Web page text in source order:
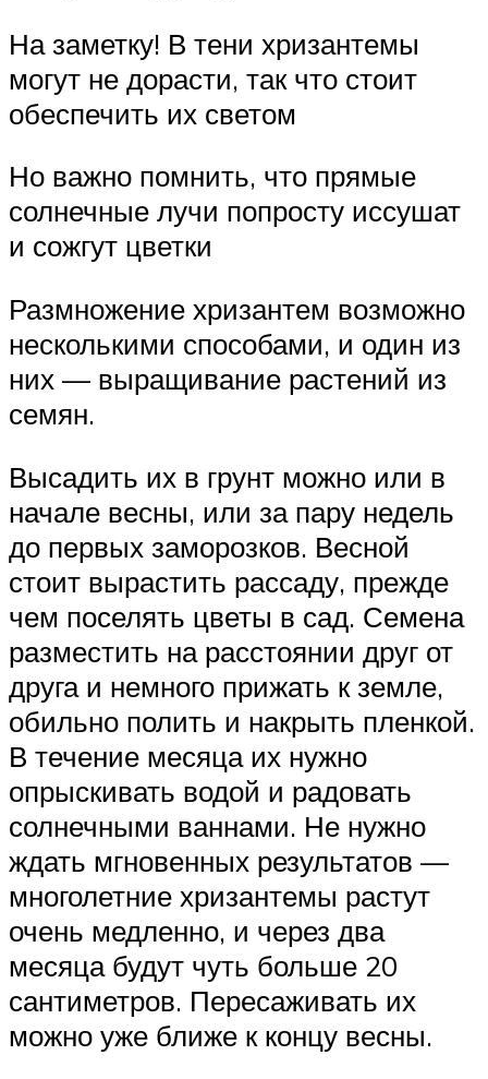
На заметку! В тени хризантемы
могут не дорасти, так что стоит
обеспечить их светом
Но важно помнить, что прямые
солнечные лучи попросту иссушат
и сожгут цветки
Размножение хризантем возможно
несколькими способами, и один из
них — выращивание растений из
семян.
Высадить их в грунт можно или в
начале весны, или за пару недель
до первых заморозков. Весной
стоит вырастить рассаду, прежде
чем поселять цветы в сад. Семена
разместить на расстоянии друг от
друга и немного прижать к земле,
обильно полить и накрыть пленкой.
В течение месяца их нужно
опрыскивать водой и радовать
солнечными ваннами. Не нужно
ждать мгновенных результатов —
многолетние хризантемы растут
очень медленно, и через два
месяца будут чуть больше 20
сантиметров. Пересаживать их
можно уже ближе к концу весны.